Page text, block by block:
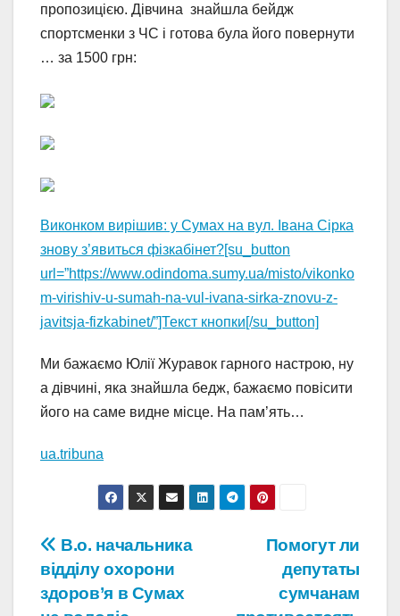
пропозицією. Дівчина знайшла бейдж
спортсменки з ЧС і готова була його повернути
… за 1500 грн:
Виконком вирішив: у Сумах на вул. Івана Сірка
знову з’явиться фізкабінет?[su_button
url=”https://www.odindoma.sumy.ua/misto/vikonko
m-virishiv-u-sumah-na-vul-ivana-sirka-znovu-z-
javitsja-fizkabinet/”]Текст кнопки[/su_button]
Ми бажаємо Юлії Журавок гарного настрою, ну
а дівчині, яка знайшла бедж, бажаємо повісити
його на саме видне місце. На пам’ять…
ua.tribuna
Навігація
записів
Помогут ли
депутаты
сумчанам
В.о. начальника
відділу охорони
здоров’я в Сумах